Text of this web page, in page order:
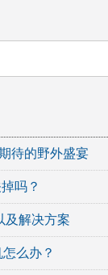
待的野外盛宴
吗？
及解决方案
么办？